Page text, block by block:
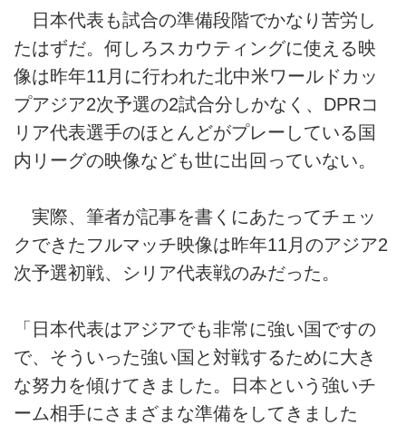
日本代表も試合の準備段階でかなり苦労し
たはずだ。何しろスカウティングに使える映
像は昨年11月に行われた北中米ワールドカッ
プアジア2次予選の2試合分しかなく、DPRコ
リア代表選手のほとんどがプレーしている国
内リーグの映像なども世に出回っていない。
実際、筆者が記事を書くにあたってチェッ
クできたフルマッチ映像は昨年11月のアジア2
次予選初戦、シリア代表戦のみだった。
「日本代表はアジアでも非常に強い国ですの
で、そういった強い国と対戦するために大き
な努力を傾けてきました。日本という強いチ
ーム相手にさまざまな準備をしてきました